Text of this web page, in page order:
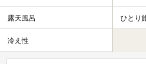
露天風呂 ひとり
冷え性